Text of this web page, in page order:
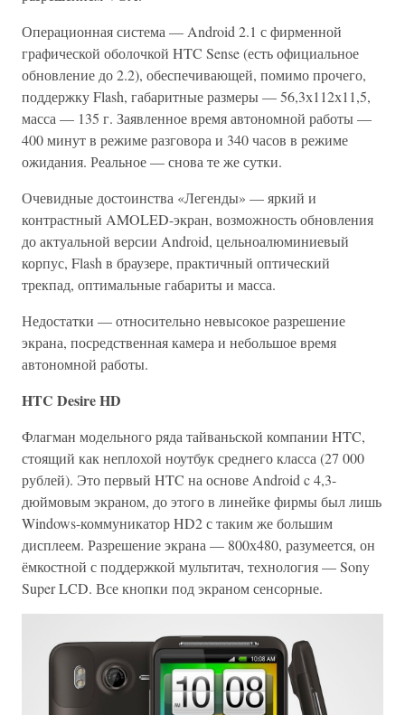
Операционная система — Android 2.1 с фирменной
графической оболочкой HTC Sense (есть официальное
обновление до 2.2), обеспечивающей, помимо прочего,
поддержку Flash, габаритные размеры — 56,3х112х11,5,
масса — 135 г. Заявленное время автономной работы —
400 минут в режиме разговора и 340 часов в режиме
ожидания. Реальное — снова те же сутки.
Очевидные достоинства «Легенды» — яркий и
контрастный AMOLED-экран, возможность обновления
до актуальной версии Android, цельноалюминиевый
корпус, Flash в браузере, практичный оптический
трекпад, оптимальные габариты и масса.
Недостатки — относительно невысокое разрешение
экрана, посредственная камера и небольшое время
автономной работы.
HTC Desire HD
Флагман модельного ряда тайваньской компании HTC,
стоящий как неплохой ноутбук среднего класса (27 000
рублей). Это первый HTC на основе Android c 4,3-
дюймовым экраном, до этого в линейке фирмы был лишь
Windows-коммуникатор HD2 с таким же большим
дисплеем. Разрешение экрана — 800х480, разумеется, он
ёмкостной с поддержкой мультитач, технология — Sony
Super LCD. Все кнопки под экраном сенсорные.